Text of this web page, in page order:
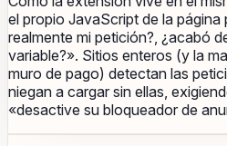
el propio JavaScript de la página
realmente mi petición?, ¿acabó
variable?». Sitios enteros (y la
muro de pago) detectan las
niegan a cargar sin ellas,
«desactive su bloqueador de